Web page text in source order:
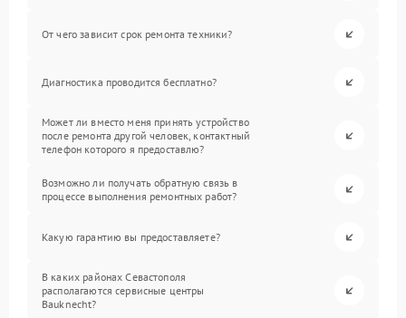
От чего зависит срок ремонта техники?
Диагностика проводится бесплатно?
Может ли вместо меня принять устройство
после ремонта другой человек, контактный
телефон которого я предоставлю?
Возможно ли получать обратную связь в
процессе выполнения ремонтных работ?
Какую гарантию вы предоставляете?
В каких районах Севастополя
располагаются сервисные центры
Bauknecht?